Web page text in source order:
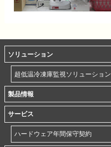
ソリューション
超低温冷凍庫監視ソリューション
製品情報
サービス
ハードウェア年間保守契約